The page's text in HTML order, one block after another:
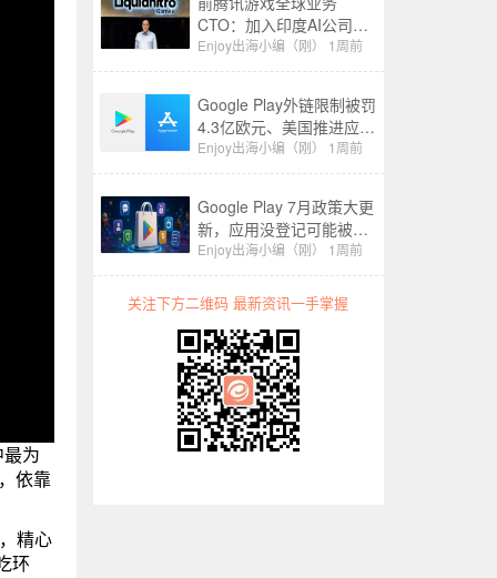
为
依靠
精心
环
CTO：加入印度AI公司，
已融资1.6亿
Enjoy出海小编（刚） 1周前
Google Play外链限制被罚
4.3亿欧元、美国推进应用
商店开放｜Enjoy出海政策
周报
Enjoy出海小编（刚） 1周前
Google Play 7月政策大更
新，应用没登记可能被移
除，匿名聊天禁向儿童开
放
Enjoy出海小编（刚） 1周前
关注下方二维码 最新资讯一手掌握